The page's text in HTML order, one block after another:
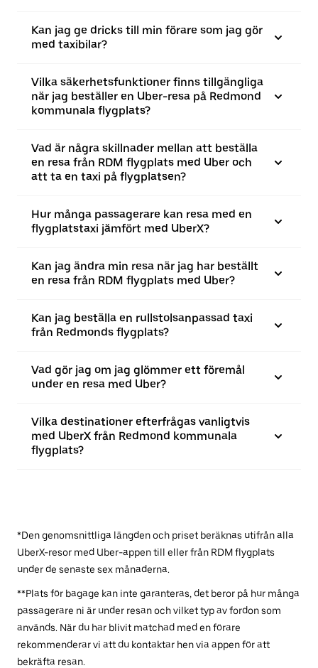
Kan jag ge dricks till min förare som jag gör
med taxibilar?
Vilka säkerhetsfunktioner finns tillgängliga
när jag beställer en Uber-resa på Redmond
kommunala flygplats?
Vad är några skillnader mellan att beställa
en resa från RDM flygplats med Uber och
att ta en taxi på flygplatsen?
Hur många passagerare kan resa med en
flygplatstaxi jämfört med UberX?
Kan jag ändra min resa när jag har beställt
en resa från RDM flygplats med Uber?
Kan jag beställa en rullstolsanpassad taxi
från Redmonds flygplats?
Vad gör jag om jag glömmer ett föremål
under en resa med Uber?
Vilka destinationer efterfrågas vanligtvis
med UberX från Redmond kommunala
flygplats?
*Den genomsnittliga längden och priset beräknas utifrån alla
UberX-resor med Uber-appen till eller från RDM flygplats
under de senaste sex månaderna.
**Plats för bagage kan inte garanteras, det beror på hur många
passagerare ni är under resan och vilket typ av fordon som
används. När du har blivit matchad med en förare
rekommenderar vi att du kontaktar hen via appen för att
bekräfta resan.